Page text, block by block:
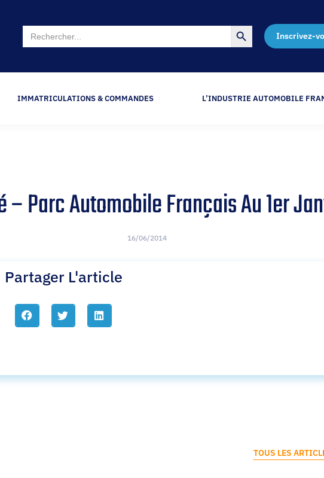
Search
for:
Search Button
Inscrivez-
IMMATRICULATIONS & COMMANDES L’INDUSTRIE AUTOMOBILE
– Parc Automobile Français Au 1er
16/06/2014
Partager L'article
TOUS LES